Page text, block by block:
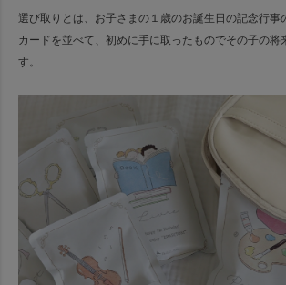
選び取りとは、お子さまの１歳のお誕生日の記念行事
カードを並べて、初めに手に取ったものでその子の将
す。